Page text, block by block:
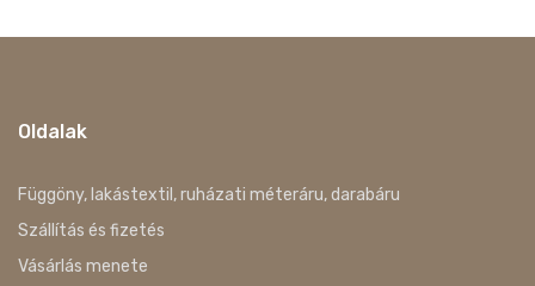
Oldalak
Függöny, lakástextil, ruházati méteráru, darabáru
Szállítás és fizetés
Vásárlás menete